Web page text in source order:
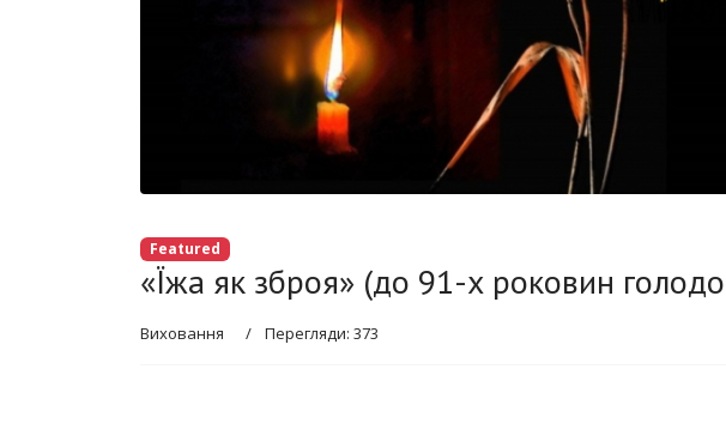
Featured
«Їжа як зброя» (до 91-х роковин
Виховання Перегляди: 373